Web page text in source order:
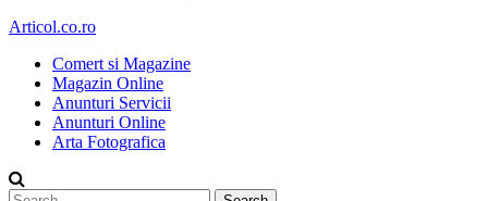
Articol.co.ro
Comert si Magazine
Magazin Online
Anunturi Servicii
Anunturi Online
Arta Fotografica